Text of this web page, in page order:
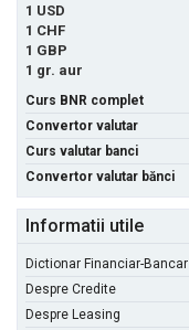
1 USD
1 CHF
1 GBP
1 gr. aur
Curs BNR complet
Convertor valutar
Curs valutar banci
Convertor valutar bănci
Informatii utile
Dictionar Financiar-Bancar
Despre Credite
Despre Leasing